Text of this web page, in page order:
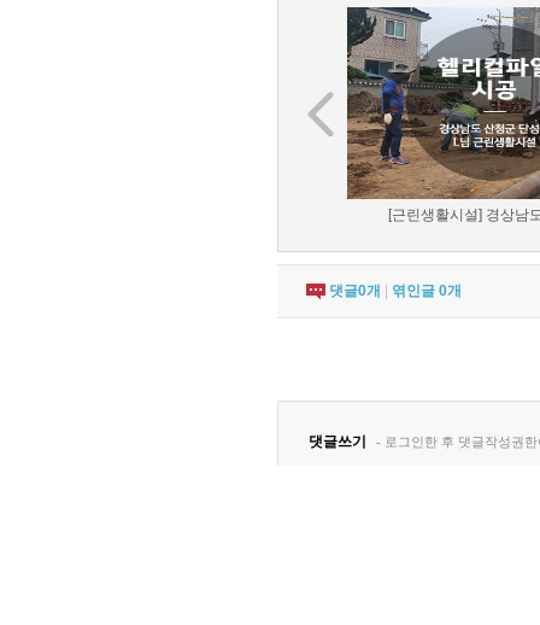
[근린생활시설] 경상남
댓글0개 엮인글 0개